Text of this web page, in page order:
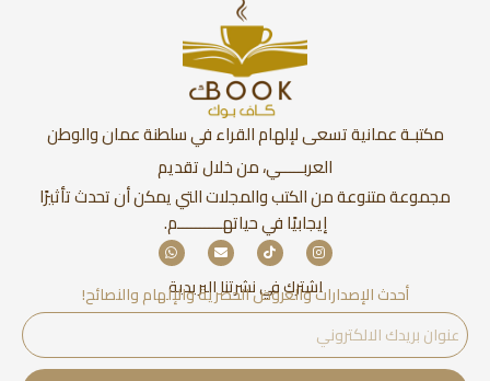
مكتبـة عمانية تسعى لإلهام القراء في سلطنة عمان والوطن
العربـــــي، من خلال تقديم
مجموعة متنوعة من الكتب والمجلات التي يمكن أن تحدث تأثيرًا
إيجابيًا في حياتهــــــــــم.
اشترك في نشرتنا البريدية
أحدث الإصدارات والعروض الحصرية والإلهام والنصائح!